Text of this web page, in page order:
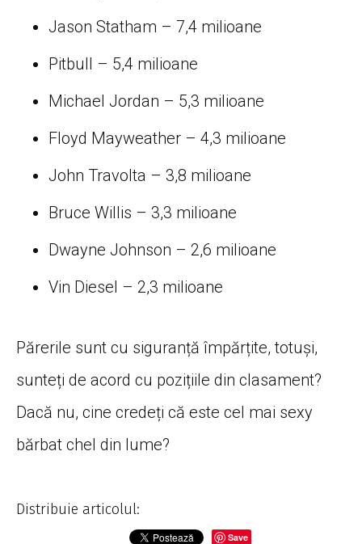
Jason Statham – 7,4 milioane
Pitbull – 5,4 milioane
Michael Jordan – 5,3 milioane
Floyd Mayweather – 4,3 milioane
John Travolta – 3,8 milioane
Bruce Willis – 3,3 milioane
Dwayne Johnson – 2,6 milioane
Vin Diesel – 2,3 milioane
Părerile sunt cu siguranță împărțite, totuși,
sunteți de acord cu pozițiile din clasament?
Dacă nu, cine credeți că este cel mai sexy
bărbat chel din lume?
Distribuie articolul:
Save